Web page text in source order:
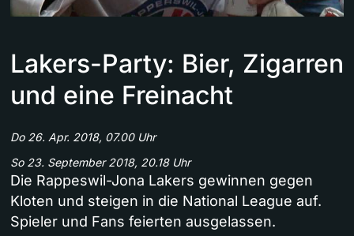
Lakers-Party: Bier, Zigarren
und eine Freinacht
Do 26. Apr. 2018, 07.00 Uhr
So 23. September 2018, 20.18 Uhr
Die Rappeswil-Jona Lakers gewinnen gegen
Kloten und steigen in die National League auf.
Spieler und Fans feierten ausgelassen.